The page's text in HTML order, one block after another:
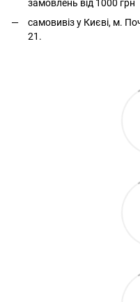
замовлень від 1000 грн
самовивіз у Києві, м.
21.